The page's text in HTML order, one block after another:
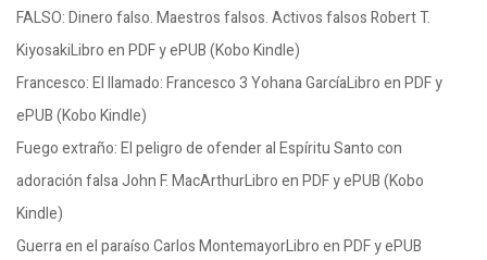
FALSO: Dinero falso. Maestros falsos. Activos falsos Robert T.
KiyosakiLibro en PDF y ePUB (Kobo Kindle)
Francesco: El llamado: Francesco 3 Yohana GarcíaLibro en PDF y
ePUB (Kobo Kindle)
Fuego extraño: El peligro de ofender al Espíritu Santo con
adoración falsa John F. MacArthurLibro en PDF y ePUB (Kobo
Kindle)
Guerra en el paraíso Carlos MontemayorLibro en PDF y ePUB